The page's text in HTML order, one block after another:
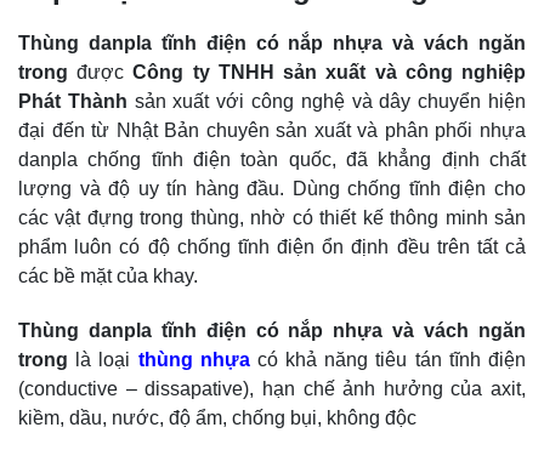
Thùng danpla tĩnh điện có nắp nhựa và vách ngăn
trong đượcCông ty TNHH sản xuất và công nghiệp
Phát Thành sản xuất với công nghệ và dây chuyển hiện
đại đến từ Nhật Bản chuyên sản xuất và phân phối nhựa
danpla chống tĩnh điện toàn quốc, đã khẳng định chất
lượng và độ uy tín hàng đầu. Dùng chống tĩnh điện cho
các vật đựng trong thùng, nhờ có thiết kế thông minh sản
phẩm luôn có độ chống tĩnh điện ổn định đều trên tất cả
các bề mặt của khay.
Thùng danpla tĩnh điện có nắp nhựa và vách ngăn
trong là loại thùng nhựacó khả năng tiêu tán tĩnh điện
(conductive – dissapative), hạn chế ảnh hưởng của axit,
kiềm, dầu, nước, độ ẩm, chống bụi, không độc